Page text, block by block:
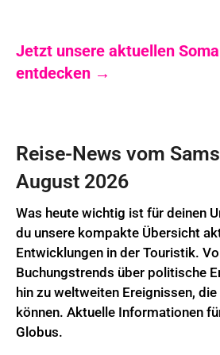
Jetzt unsere aktuellen
entdecken →
Reise-News vom
August 2026
Was heute wichtig ist für deinen
du unsere kompakte Übersicht
Entwicklungen in der Touristik.
Buchungstrends über politische
hin zu weltweiten Ereignissen,
können. Aktuelle Informationen
Globus.